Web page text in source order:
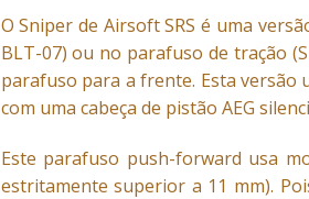
OSniper de Airsoft SRS é uma
BLT-07) ou no parafuso de tração
parafuso para a frente. Esta versão
com uma cabeça de pistão AEG
Este parafuso push-forward usa
estritamente superior a 11 mm).